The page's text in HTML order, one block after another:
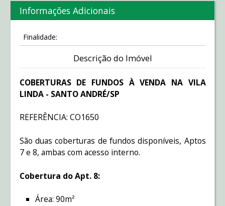
Informações Adicionais
Finalidade:
Descrição do Imóvel
COBERTURAS DE FUNDOS À VENDA NA VILA
LINDA - SANTO ANDRÉ/SP
REFERÊNCIA: CO1650
São duas coberturas de fundos disponíveis, Aptos
7 e 8, ambas com acesso interno.
Cobertura do Apt. 8:
Área: 90m²